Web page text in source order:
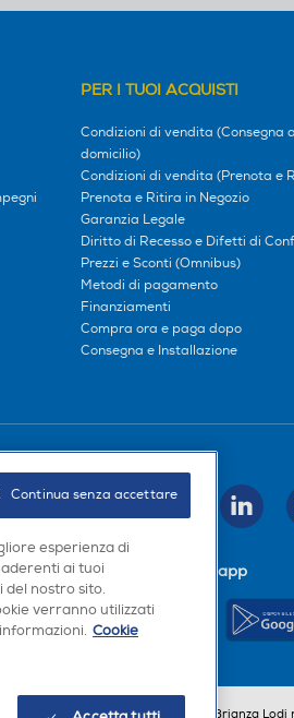
PER I TUOI ACQUISTI
Condizioni di vendita (Consegna a
domicilio)
Condizioni di vendita (Prenota e
Prenota e Ritira in Negozio
Garanzia Legale
Diritto di Recesso e Difetti di
Prezzi e Sconti (Omnibus)
Metodi di pagamento
Finanziamenti
Compra ora e paga dopo
Consegna e Installazione
Seguici sui social
Scarica la nostra app
iscrizione CCIAA Milano Monza Brianza
esperienza di
ai tuoi
del nostro sito.
verranno utilizzati
Cookie
Continua senza accettare